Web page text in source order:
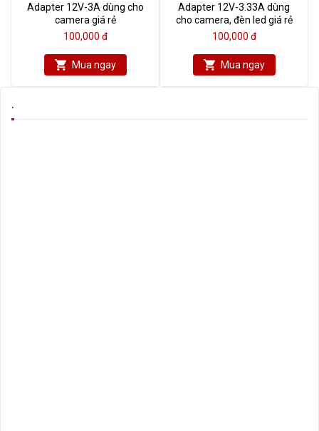
Adapter 12V-3A dùng cho
camera giá rẻ
100,000 đ
Mua ngay
Adapter 12V-3.33A dùng
cho camera, đèn led giá rẻ
100,000 đ
Mua ngay
.